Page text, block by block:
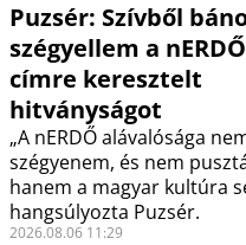
Puzsér: Szívből
szégyellem a nERDŐ
címre keresztelt
hitványságot
„A nERDŐ alávalósága
szégyenem, és nem
hanem a magyar kultúra
hangsúlyozta Puzsér.
2026.08.06 11:29